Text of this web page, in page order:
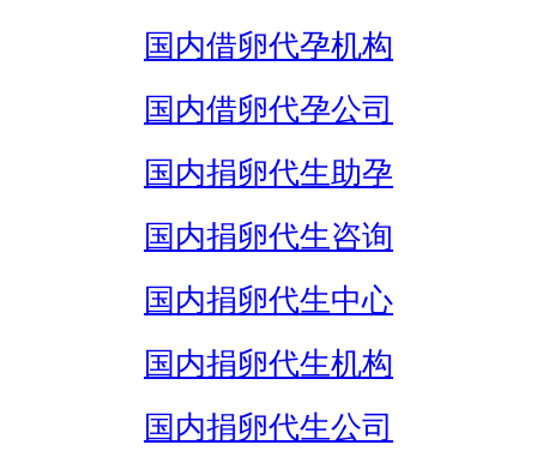
国内借卵代孕机构
国内借卵代孕公司
国内捐卵代生助孕
国内捐卵代生咨询
国内捐卵代生中心
国内捐卵代生机构
国内捐卵代生公司